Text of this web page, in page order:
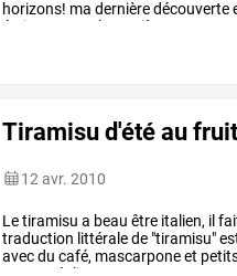
horizons! ma dernièredécouverte
éminences
la matière
Tiramisu d'été au
12 avr. 2010
Letiramisu a beau être italien, il
traduction littéralede "tiramisu"
avecdu café, mascarponeet